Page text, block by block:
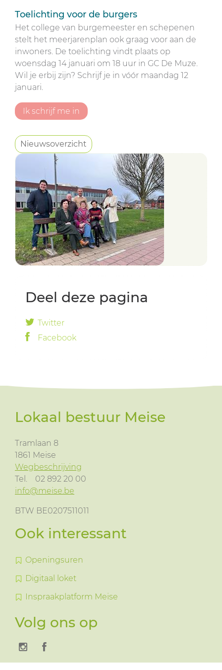
Toelichting voor de burgers
Het college van burgemeester en schepenen
stelt het meerjarenplan ook graag voor aan de
inwoners. De toelichting vindt plaats op
woensdag 14 januari om 18 uur in GC De Muze.
Wil je erbij zijn? Schrijf je in vóór maandag 12
januari.
Ik schrijf me in
Nieuwsoverzicht
Deel deze pagina
Twitter
Facebook
Lokaal bestuur Meise
Tramlaan 8
1861 Meise
Wegbeschrijving
Tel.
02 892 20 00
info@meise.be
BTW BE0207511011
Ook interessant
Openingsuren
Digitaal loket
Inspraakplatform Meise
Volg ons op